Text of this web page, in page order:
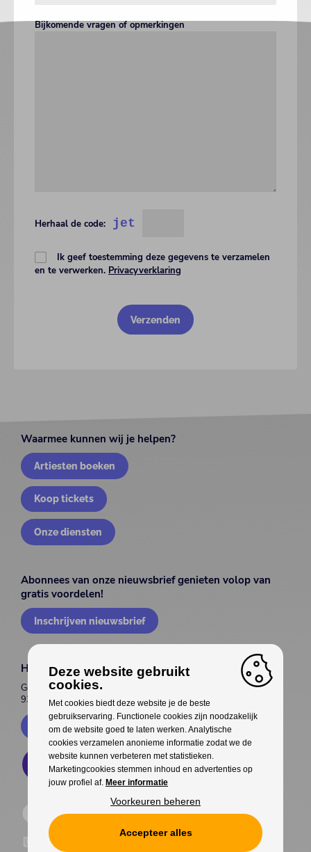
Bijkomende vragen of opmerkingen
Herhaal de code: jet
Ik geef toestemming deze gegevens te verzamelen
en te verwerken. Privacyverklaring
Waarmee kunnen wij je helpen?
Artiesten boeken
Koop tickets
Onze diensten
Abonnees van onze nieuwsbrief genieten volop van
gratis voordelen!
Inschrijven nieuwsbrief
House of Entertainment
Gentsesteenweg 514
9300 Aalst
Contacteer ons
Deze website gebruikt
cookies.
Met cookies biedt deze website je de beste
gebruikservaring. Functionele cookies zijn noodzakelijk
om de website goed te laten werken. Analytische
cookies verzamelen anonieme informatie zodat we de
website kunnen verbeteren met statistieken.
Marketingcookies stemmen inhoud en advertenties op
jouw profiel af. Meer informatie
Voorkeuren beheren
Accepteer alles